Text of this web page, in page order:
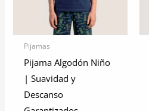
pueden
elegir
en
la
página
de
Pijamas
Pijama Algodón Niño
| Suavidad y
Descanso